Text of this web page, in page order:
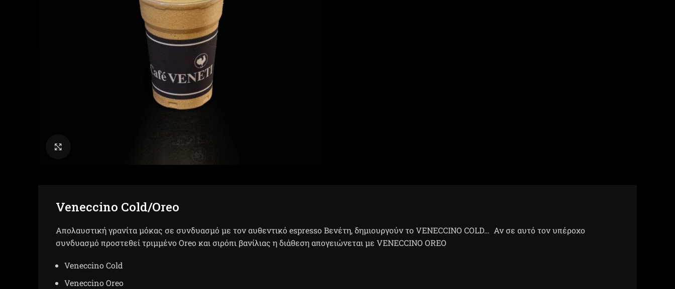
Veneccino Cold/Οreo
Απολαυστική γρανίτα μόκας σε συνδυασμό με τον αυθεντικό espresso Βενέτη, δημιουργούν το VENECCINO COLD… Αν σε αυτό τον υπέροχο
συνδυασμό προστεθεί τριμμένο Oreo και σιρόπι βανίλιας η διάθεση απογειώνεται με VENECCINO OREO
Veneccino Cold
Veneccino Oreo